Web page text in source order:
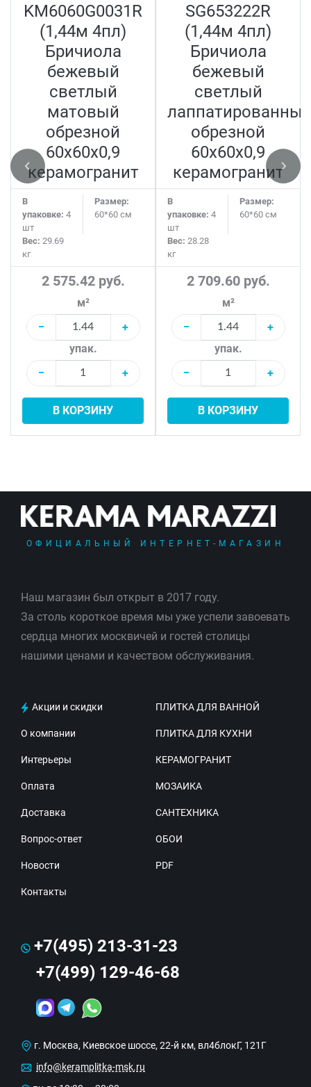
KM6060G0031R
(1,44м 4пл)
Бричиола
бежевый
светлый
матовый
обрезной
60x60x0,9
керамогранит
В
упаковке: 4
шт
Размер:
60*60 см
Вес: 29.69
кг
2 575.42 руб.
м²
−
+
упак.
−
+
В КОРЗИНУ
SG653222R
(1,44м 4пл)
Бричиола
бежевый
светлый
обрезной
60x60x0,9
керамогранит
В
упаковке: 4
шт
Размер:
60*60 см
Вес: 28.28
кг
2 709.60 руб.
м²
−
+
упак.
−
+
В КОРЗИНУ
ОФИЦИАЛЬНЫЙ ИНТЕРНЕТ-МАГАЗИН
Наш магазин был открыт в 2017 году.
За столь короткое время мы уже успели завоевать
сердца многих москвичей и гостей столицы
нашими ценами и качеством обслуживания.
Акции и скидки
О компании
Интерьеры
Оплата
Доставка
Вопрос-ответ
Новости
Контакты
ПЛИТКА ДЛЯ ВАННОЙ
ПЛИТКА ДЛЯ КУХНИ
КЕРАМОГРАНИТ
МОЗАИКА
САНТЕХНИКА
ОБОИ
PDF
+7(495) 213-31-23
+7(499) 129-46-68
г. Москва, Киевское шоссе, 22-й км, вл4блокГ, 121Г
info@keramplitka-msk.ru